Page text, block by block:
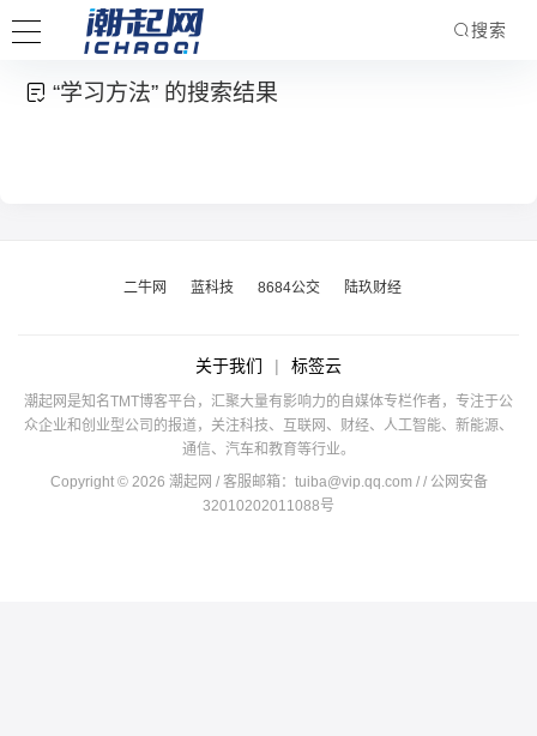
搜索
“学习方法” 的搜索结果
二牛网 蓝科技 8684公交 陆玖财经
关于我们 | 标签云
潮起网是知名TMT博客平台，汇聚大量有影响力的自媒体专栏作者，专注于公
众企业和创业型公司的报道，关注科技、互联网、财经、人工智能、新能源、
通信、汽车和教育等行业。
Copyright © 2026 潮起网 / 客服邮箱： tuiba@vip.qq.com / / 公网安备
32010202011088号